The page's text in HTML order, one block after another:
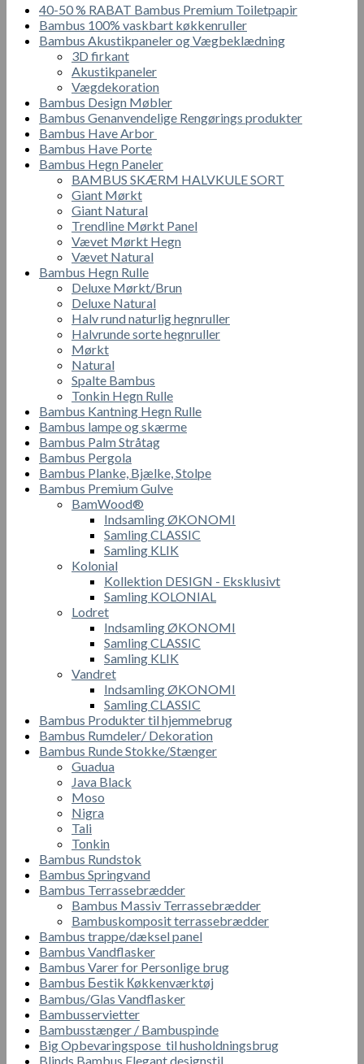
40-50 % RABAT Bambus Premium Toiletpapir
Bambus 100% vaskbart køkkenruller
Bambus Akustikpaneler og Vægbeklædning
3D firkant
Akustikpaneler
Vægdekoration
Bambus Design Møbler
Bambus Genanvendelige Rengørings produkter
Bambus Have Arbor
Bambus Have Porte
Bambus Hegn Paneler
BAMBUS SKÆRM HALVKULE SORT
Giant Mørkt
Giant Natural
Trendline Mørkt Panel
Vævet Mørkt Hegn
Vævet Natural
Bambus Hegn Rulle
Deluxe Mørkt/Brun
Deluxe Natural
Halv rund naturlig hegnruller
Halvrunde sorte hegnruller
Mørkt
Natural
Spalte Bambus
Tonkin Hegn Rulle
Bambus Kantning Hegn Rulle
Bambus lampe og skærme
Bambus Palm Stråtag
Bambus Pergola
Bambus Planke, Bjælke, Stolpe
Bambus Premium Gulve
BamWood®
Indsamling ØKONOMI
Samling CLASSIC
Samling KLIK
Kolonial
Kollektion DESIGN - Eksklusivt
Samling KOLONIAL
Lodret
Indsamling ØKONOMI
Samling CLASSIC
Samling KLIK
Vandret
Indsamling ØKONOMI
Samling CLASSIC
Bambus Produkter til hjemmebrug
Bambus Rumdeler/ Dekoration
Bambus Runde Stokke/Stænger
Guadua
Java Black
Moso
Nigra
Tali
Tonkin
Bambus Rundstok
Bambus Springvand
Bambus Terrassebrædder
Bambus Massiv Terrassebrædder
Bambuskomposit terrassebrædder
Bambus trappe/dæksel panel
Bambus Vandflasker
Bambus Varer for Personlige brug
Bambus Бestik Кøkkenværktøj
Bambus/Glas Vandflasker
Bambusservietter
Bambusstænger / Bambuspinde
Big Opbevaringspose til husholdningsbrug
Blinds Bambus Elegant designstil